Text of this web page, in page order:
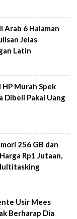
Arab 6 Halaman
Jelas
Latin
HP Murah Spek
Dibeli Pakai Uang
256 GB dan
Rp1 Jutaan,
Usir Mees
Berharap Dia